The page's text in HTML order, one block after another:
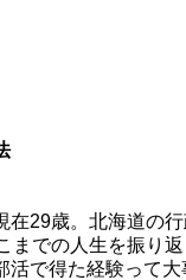
在29歳。北海道の
までの人生を振り
で得た経験って大